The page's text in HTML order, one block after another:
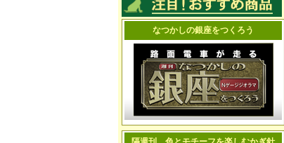
なつかしの銀座をつくろう